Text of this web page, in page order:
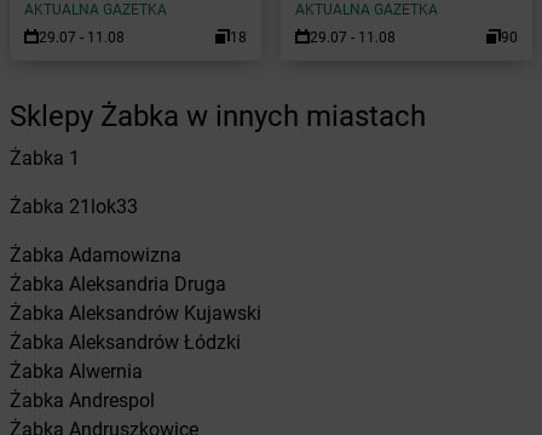
AKTUALNA GAZETKA
29.07 - 11.08
18
AKTUALNA GAZETKA
29.07 - 11.08
90
Sklepy Żabka w innych miastach
Żabka 1
Żabka 21lok33
Żabka Adamowizna
Żabka Aleksandria Druga
Żabka Aleksandrów Kujawski
Żabka Aleksandrów Łódzki
Żabka Alwernia
Żabka Andrespol
Żabka Andruszkowice